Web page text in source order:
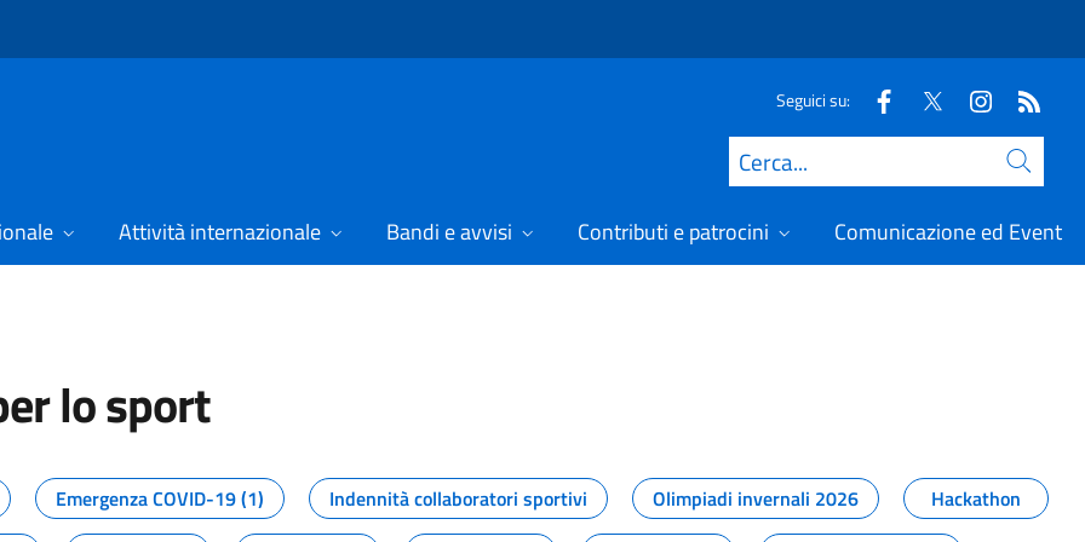
Seguici su:
Cerca
Attività internazionale Bandi e avvisi Contributi e patrocini Comunicazione ed Eventi
lo sport
dal Dipartimento per lo sport
Emergenza COVID-19 (1) Indennità collaboratori sportivi Olimpiadi invernali 2026
Hackathon